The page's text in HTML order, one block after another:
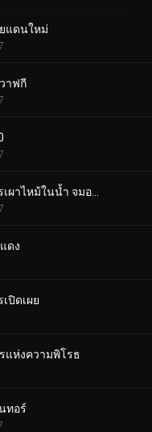
แดนใหม่
าฟกี
ดง
ปิดเผย
แห่งความพิโรธ
ทอร์